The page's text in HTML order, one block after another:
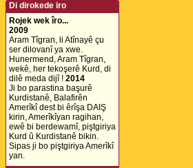
Di dirokede iro
Rojek wek îro...
2009
Aram Tîgran, li Atînayê çu
ser dilovanî ya xwe.
Hunermend, Aram Tîgran,
wekê, her tekoşerê Kurd, di
dilê meda dijî ! 2014
Ji bo parastina başurê
Kurdistanê, Balafirên
Amerîkî dest bi êrîşa DAIŞ
kirin, Amerîkîyan ragihan,
ewê bi berdewamî, piştgiriya
Kurd û Kurdistanê bikin.
Sipas ji bo piştgiriya Amerîkî
yan.